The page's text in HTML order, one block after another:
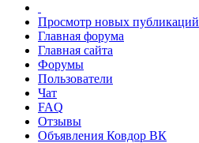
Просмотр новых публикаций
Главная форума
Главная сайта
Форумы
Пользователи
Чат
FAQ
Отзывы
Объявления Ковдор ВК